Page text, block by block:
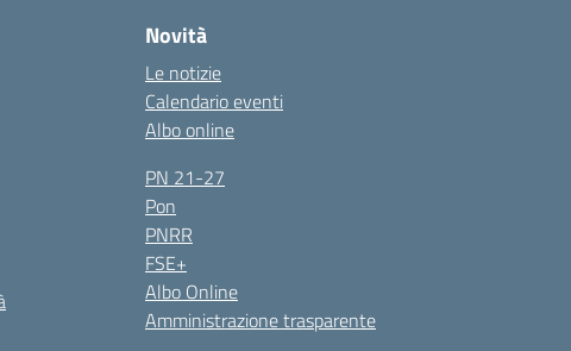
Novità
Le notizie
Calendario eventi
Albo online
PN 21-27
Pon
PNRR
FSE+
Albo Online
Amministrazione trasparente